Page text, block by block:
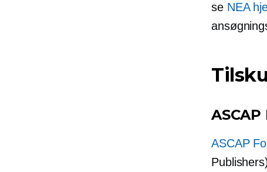
se NEA
ASCAP